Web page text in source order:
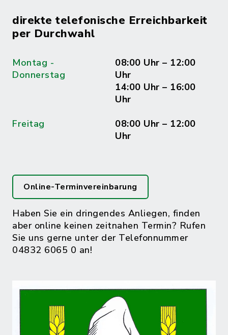
direkte telefonische Erreichbarkeit
per Durchwahl
Montag -
Donnerstag
08:00 Uhr – 12:00
Uhr
14:00 Uhr – 16:00
Uhr
Freitag
08:00 Uhr – 12:00
Uhr
Online-Terminvereinbarung
Haben Sie ein dringendes Anliegen, finden
aber online keinen zeitnahen Termin? Rufen
Sie uns gerne unter der Telefonnummer
04832 6065 0 an!